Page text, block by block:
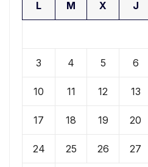
L M X J
3 4 5 6
10 11 12 13
17 18 19 20
24 25 26 27